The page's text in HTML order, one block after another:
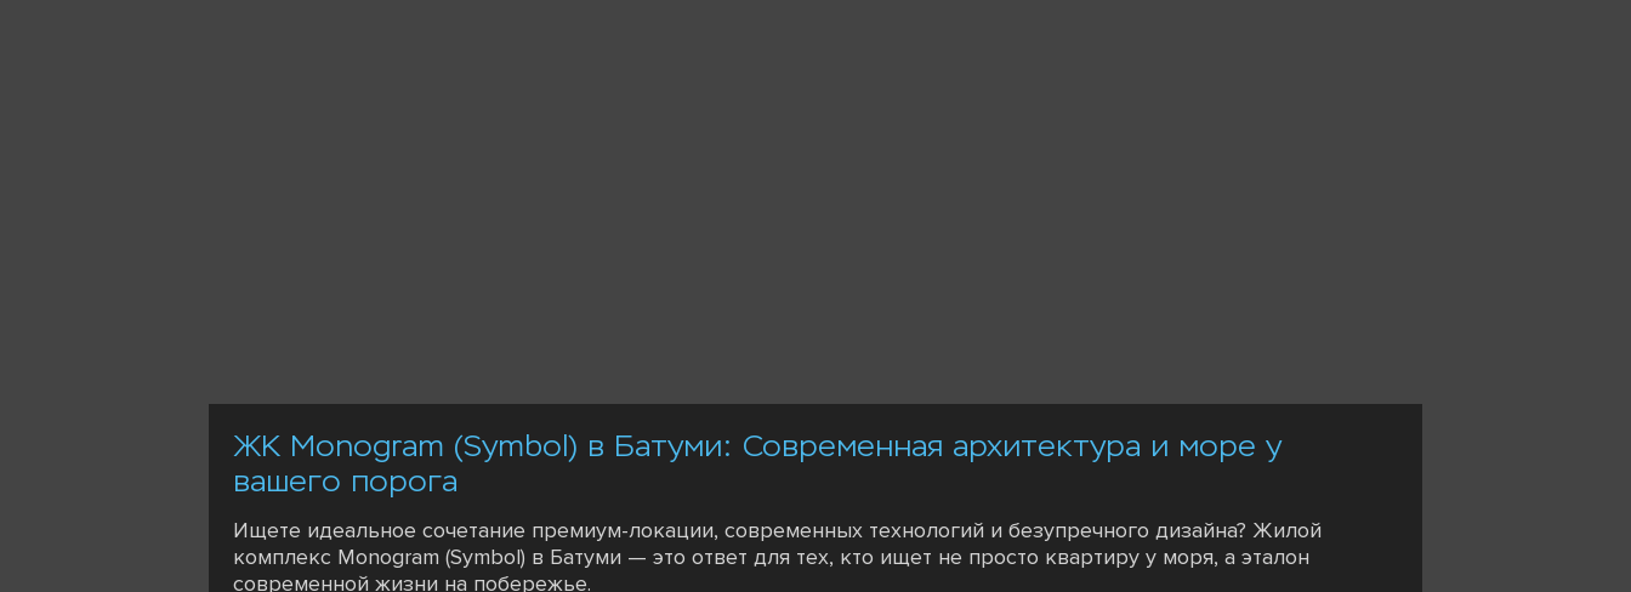
ЖК Monogram (Symbol) в Батуми: Современная архитектура и море у
вашего порога
Ищете идеальное сочетание премиум-локации, современных технологий и безупречного дизайна? Жилой
комплекс Monogram (Symbol) в Батуми — это ответ для тех, кто ищет не просто квартиру у моря, а эталон
современной жизни на побережье.